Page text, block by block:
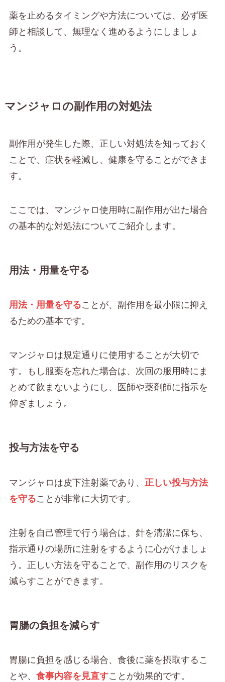
薬を止めるタイミングや方法については、必ず医
師と相談して、無理なく進めるようにしましょ
う。
マンジャロの副作用の対処法
副作用が発生した際、正しい対処法を知っておく
ことで、症状を軽減し、健康を守ることができま
す。
ここでは、マンジャロ使用時に副作用が出た場合
の基本的な対処法についてご紹介します。
用法・用量を守る
用法・用量を守ることが、副作用を最小限に抑え
るための基本です。
マンジャロは規定通りに使用することが大切で
す。もし服薬を忘れた場合は、次回の服用時にま
とめて飲まないようにし、医師や薬剤師に指示を
仰ぎましょう。
投与方法を守る
マンジャロは皮下注射薬であり、 正しい投与方法
を守ることが非常に大切です。
注射を自己管理で行う場合は、針を清潔に保ち、
指示通りの場所に注射をするように心がけましょ
う。正しい方法を守ることで、副作用のリスクを
減らすことができます。
胃腸の負担を減らす
胃腸に負担を感じる場合、食後に薬を摂取するこ
とや、 食事内容を見直すことが効果的です。